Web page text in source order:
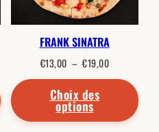
FRANK SINATRA
€13,00 – €19,00Plage
prix :
€13,00
€19,00
Choix des
options